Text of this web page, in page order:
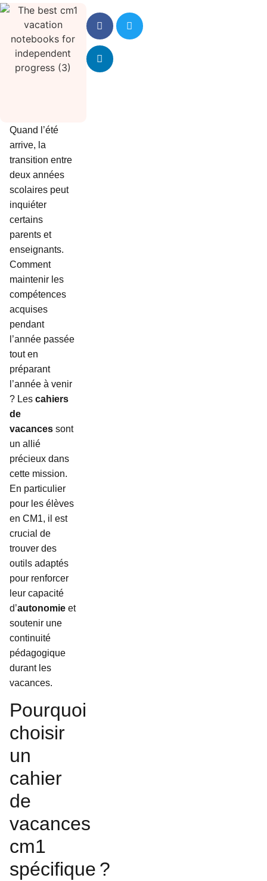
Quand l’été
arrive, la
transition entre
deux années
scolaires peut
inquiéter
certains
parents et
enseignants.
Comment
maintenir les
compétences
acquises
pendant
l’année passée
tout en
préparant
l’année à venir
? Les cahiers
de
vacances sont
un allié
précieux dans
cette mission.
En particulier
pour les élèves
en CM1, il est
crucial de
trouver des
outils adaptés
pour renforcer
leur capacité
d’autonomie et
soutenir une
continuité
pédagogique
durant les
vacances.
Pourquoi
choisir
un
cahier
de
vacances
cm1
spécifique ?